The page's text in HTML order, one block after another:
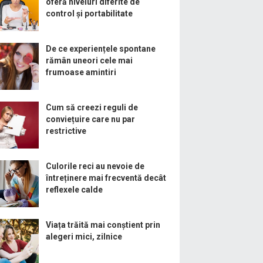
control și portabilitate
De ce experiențele spontane
rămân uneori cele mai
frumoase amintiri
Cum să creezi reguli de
conviețuire care nu par
restrictive
Culorile reci au nevoie de
întreținere mai frecventă decât
reflexele calde
Viața trăită mai conștient prin
alegeri mici, zilnice